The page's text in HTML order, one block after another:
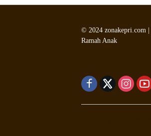
© 2024 zonakepri.com |
Ramah Anak